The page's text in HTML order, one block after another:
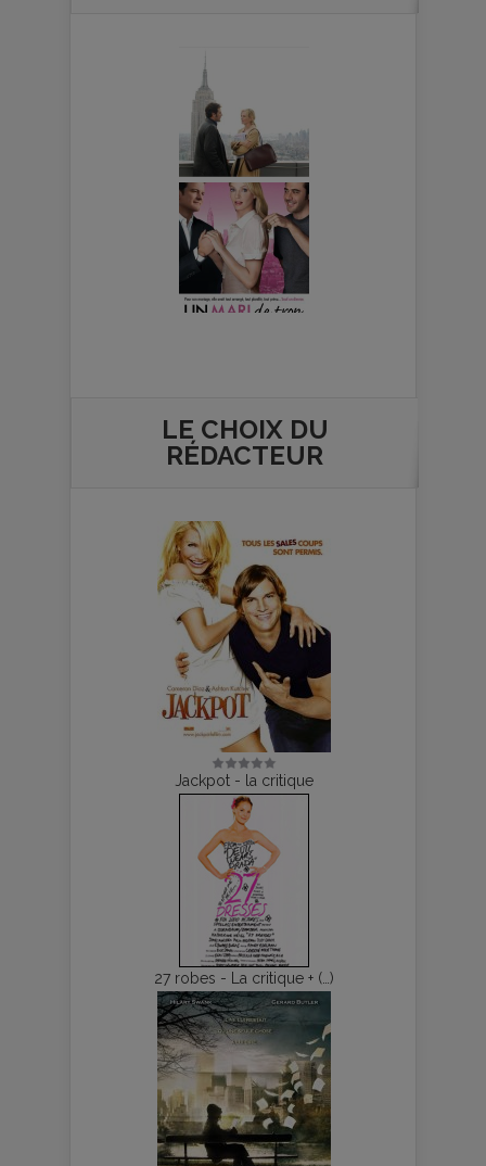
LE CHOIX DU
RÉDACTEUR
Jackpot - la critique
27 robes - La critique + (…)